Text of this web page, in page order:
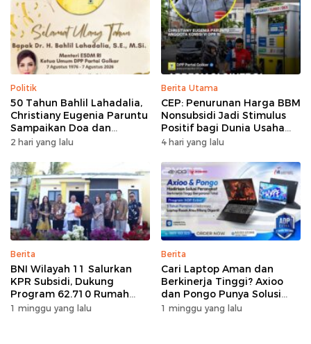
Politik
50 Tahun Bahlil Lahadalia,
Christiany Eugenia Paruntu
Sampaikan Doa dan
Harapan
2 hari yang lalu
Berita Utama
CEP: Penurunan Harga BBM
Nonsubsidi Jadi Stimulus
Positif bagi Dunia Usaha
dan Pertumbuhan Ekonomi
4 hari yang lalu
Berita
BNI Wilayah 11 Salurkan
KPR Subsidi, Dukung
Program 62.710 Rumah
Bersubsidi
1 minggu yang lalu
Berita
Cari Laptop Aman dan
Berkinerja Tinggi? Axioo
dan Pongo Punya Solusi
dengan Garansi Ekstra
1 minggu yang lalu